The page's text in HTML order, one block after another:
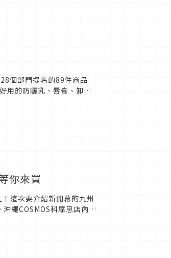
個部門提名的89件商品
用的防曬乳、唇膏、卸妝
你來買
這次要介紹新開幕的九州
繩COSMOS科摩思店內明